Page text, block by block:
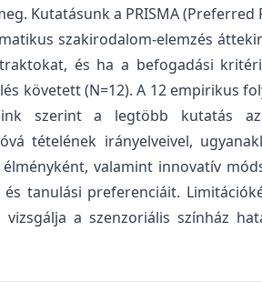
Kutatásunk a PRISMA
szakirodalom-elemzés
és ha a befogadási
követett (N=12). A 12 empirikus
szerint a legtöbb kutatás
tételének irányelveivel,
valamint innovatív
tanulási preferenciáit.
vizsgálja a szenzoriális színház